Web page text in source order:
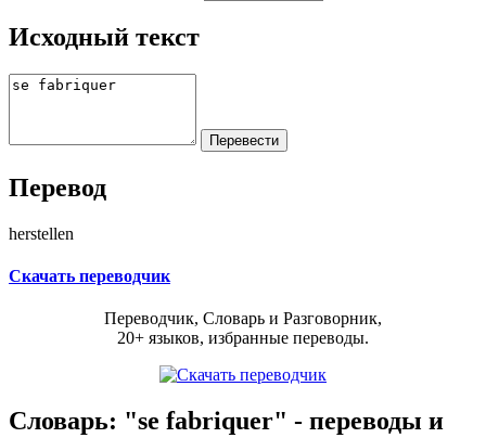
Исходный текст
Перевод
herstellen
Скачать переводчик
Переводчик, Словарь и Разговорник,
20+ языков, избранные переводы.
Словарь: "se fabriquer" - переводы и